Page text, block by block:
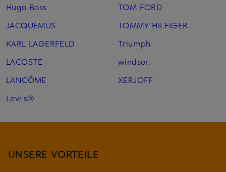
Hugo Boss
JACQUEMUS
KARL LAGERFELD
LACOSTE
LANCÔME
Levi's®
TOM FORD
TOMMY HILFIGER
Triumph
windsor.
XERJOFF
UNSERE VORTEILE